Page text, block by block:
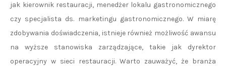
jak kierownik restauracji, menedżer lokalu gastronomicznego
czy specjalista ds. marketingu gastronomicznego. W miarę
zdobywania doświadczenia, istnieje również możliwość awansu
na wyższe stanowiska zarządzające, takie jak dyrektor
operacyjny w sieci restauracji. Warto zauważyć, że branża